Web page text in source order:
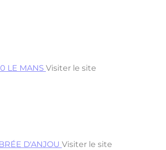
LE MANS Visiter le site
D'ANJOU Visiter le site